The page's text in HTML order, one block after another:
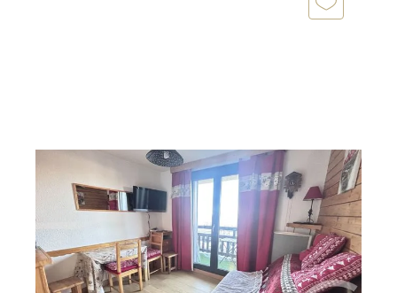
18,60 m2, 1 pièce
Ref : 1265
Appartement Studio à vendre
88 000 €